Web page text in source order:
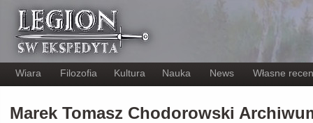
Wiara Filozofia Kultura Nauka News Własne
Marek Tomasz Chodorowski